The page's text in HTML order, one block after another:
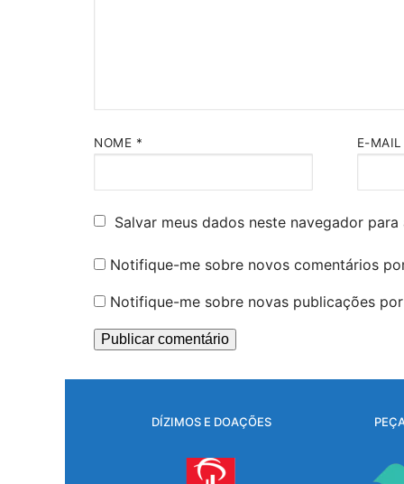
NOME * E-MAIL
Salvar meus dados neste navegador
Notifique-me sobre novos comentários
Notifique-me sobre novas publicações
DÍZIMOS E DOAÇÕES